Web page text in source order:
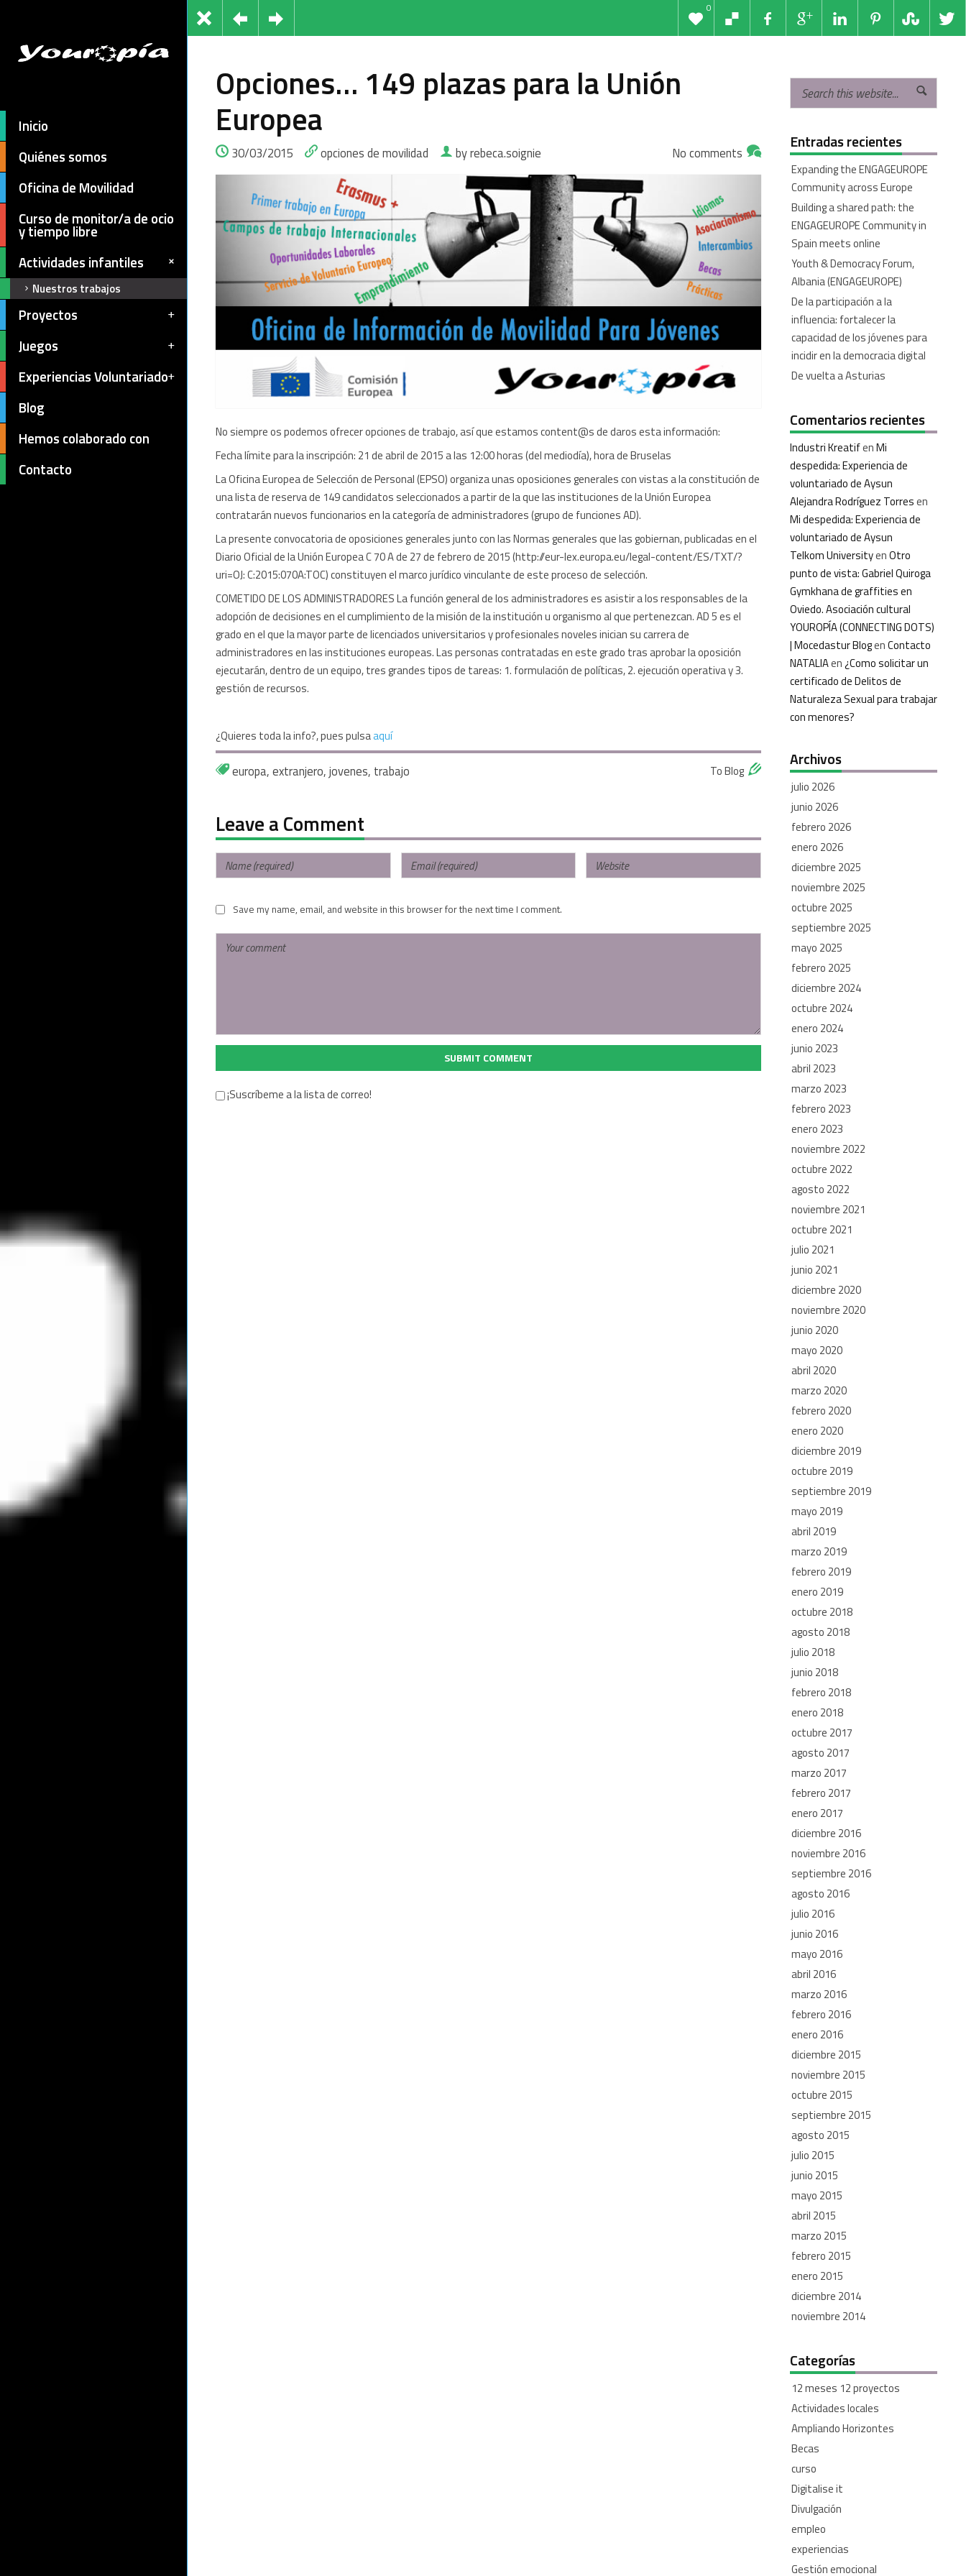
Inicio
Quiénes somos
Oficina de Movilidad
Curso de monitor/a de ocio
y tiempo libre
Actividades infantiles
Nuestros trabajos
Proyectos
Juegos
Experiencias Voluntariado
Blog
Hemos colaborado con
Contacto
Opciones… 149 plazas para la Unión
Europea
30/03/2015 opciones de movilidad by rebeca.soignie No comments
No siempre os podemos ofrecer opciones de trabajo, así que estamos content@s de daros esta información:
Fecha límite para la inscripción: 21 de abril de 2015 a las 12:00 horas (del mediodía), hora de Bruselas
La Oficina Europea de Selección de Personal (EPSO) organiza unas oposiciones generales con vistas a la constitución de
una lista de reserva de 149 candidatos seleccionados a partir de la que las instituciones de la Unión Europea
contratarán nuevos funcionarios en la categoría de administradores (grupo de funciones AD).
La presente convocatoria de oposiciones generales junto con las Normas generales que las gobiernan, publicadas en el
Diario Oficial de la Unión Europea C 70 A de 27 de febrero de 2015 (http://eur-lex.europa.eu/legal-content/ES/TXT/?
uri=OJ: C:2015:070A:TOC) constituyen el marco jurídico vinculante de este proceso de selección.
COMETIDO DE LOS ADMINISTRADORES La función general de los administradores es asistir a los responsables de la
adopción de decisiones en el cumplimiento de la misión de la institución u organismo al que pertenezcan. AD 5 es el
grado en el que la mayor parte de licenciados universitarios y profesionales noveles inician su carrera de
administradores en las instituciones europeas. Las personas contratadas en este grado tras aprobar la oposición
ejecutarán, dentro de un equipo, tres grandes tipos de tareas: 1. formulación de políticas, 2. ejecución operativa y 3.
gestión de recursos.
¿Quieres toda la info?, pues pulsaaquí
europa, extranjero, jovenes, trabajo To Blog
Leave a Comment
Save my name, email, and website in this browser for the next time I comment.
SUBMIT COMMENT
¡Suscríbeme a la lista de correo!
Entradas recientes
Expanding the ENGAGEUROPE
Community across Europe
Building a shared path: the
ENGAGEUROPE Community in
Spain meets online
Youth & Democracy Forum,
Albania (ENGAGEUROPE)
De la participación a la
influencia: fortalecer la
capacidad de los jóvenes para
incidir en la democracia digital
De vuelta a Asturias
Comentarios recientes
Industri KreatifenMi
despedida: Experiencia de
voluntariado de Aysun
Alejandra Rodríguez Torresen
Mi despedida: Experiencia de
voluntariado de Aysun
Telkom UniversityenOtro
punto de vista: Gabriel Quiroga
Gymkhana de graffities en
Oviedo. Asociación cultural
YOUROPÍA (CONNECTING DOTS)
| Mocedastur BlogenContacto
NATALIAen¿Como solicitar un
certificado de Delitos de
Naturaleza Sexual para trabajar
con menores?
Archivos
julio 2026
junio 2026
febrero 2026
enero 2026
diciembre 2025
noviembre 2025
octubre 2025
septiembre 2025
mayo 2025
febrero 2025
diciembre 2024
octubre 2024
enero 2024
junio 2023
abril 2023
marzo 2023
febrero 2023
enero 2023
noviembre 2022
octubre 2022
agosto 2022
noviembre 2021
octubre 2021
julio 2021
junio 2021
diciembre 2020
noviembre 2020
junio 2020
mayo 2020
abril 2020
marzo 2020
febrero 2020
enero 2020
diciembre 2019
octubre 2019
septiembre 2019
mayo 2019
abril 2019
marzo 2019
febrero 2019
enero 2019
octubre 2018
agosto 2018
julio 2018
junio 2018
febrero 2018
enero 2018
octubre 2017
agosto 2017
marzo 2017
febrero 2017
enero 2017
diciembre 2016
noviembre 2016
septiembre 2016
agosto 2016
julio 2016
junio 2016
mayo 2016
abril 2016
marzo 2016
febrero 2016
enero 2016
diciembre 2015
noviembre 2015
octubre 2015
septiembre 2015
agosto 2015
julio 2015
junio 2015
mayo 2015
abril 2015
marzo 2015
febrero 2015
enero 2015
diciembre 2014
noviembre 2014
Categorías
12 meses 12 proyectos
Actividades locales
Ampliando Horizontes
Becas
curso
Digitalise it
Divulgación
empleo
experiencias
Gestión emocional
0